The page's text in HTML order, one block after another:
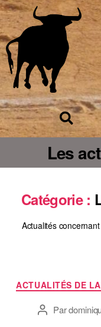
Les
Catégorie :
Actualités
ACTUALITÉS DE
Par